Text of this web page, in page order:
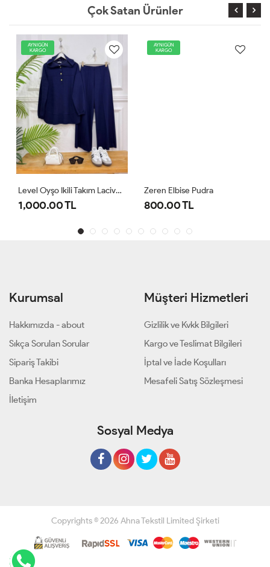
Çok Satan Ürünler
AYNIGÜN
KARGO
Level Oyşo Ikili Takım Lacivert
1,000.00 TL
AYNIGÜN
KARGO
Zeren Elbise Pudra
800.00 TL
Kurumsal
Hakkımızda - about
Sıkça Sorulan Sorular
Sipariş Takibi
Banka Hesaplarımız
İletişim
Müşteri Hizmetleri
Gizlilik ve Kvkk Bilgileri
Kargo ve Teslimat Bilgileri
İptal ve İade Koşulları
Mesafeli Satış Sözleşmesi
Sosyal Medya
Copyrights © 2026 Ahna Tekstil Limited Şirketi